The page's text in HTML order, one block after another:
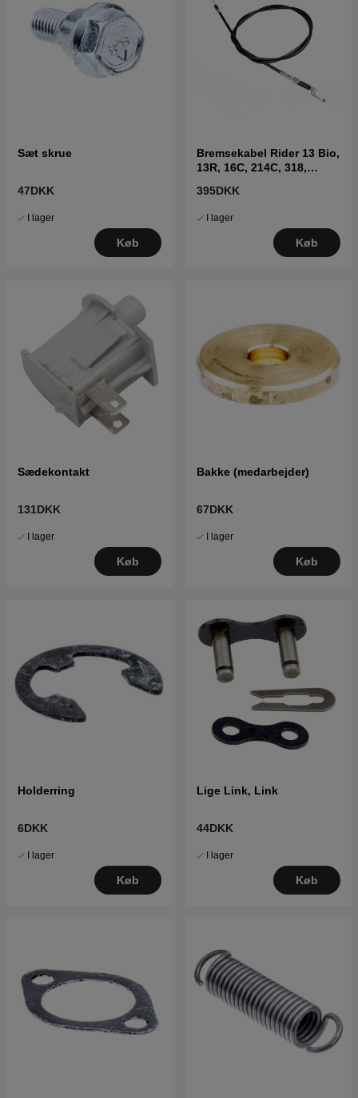
Sæt skrue
47DKK
I lager
Køb
Bremsekabel Rider 13 Bio,
13R, 16C, 214C, 318,
395DKK
I lager
Køb
Sædekontakt
131DKK
I lager
Køb
Bakke (medarbejder)
67DKK
I lager
Køb
Holderring
6DKK
I lager
Køb
Lige Link, Link
44DKK
I lager
Køb